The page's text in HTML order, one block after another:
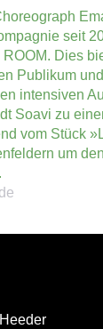
seit
Dies
Publikum
intensiven
Soavi zu
vom Stück
um